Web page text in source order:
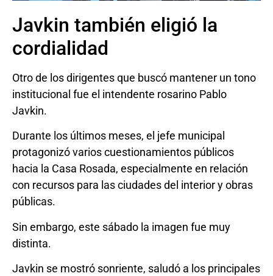
Javkin también eligió la
cordialidad
Otro de los dirigentes que buscó mantener un tono
institucional fue el intendente rosarino Pablo
Javkin.
Durante los últimos meses, el jefe municipal
protagonizó varios cuestionamientos públicos
hacia la Casa Rosada, especialmente en relación
con recursos para las ciudades del interior y obras
públicas.
Sin embargo, este sábado la imagen fue muy
distinta.
Javkin se mostró sonriente, saludó a los principales